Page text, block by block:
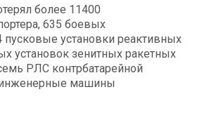
более 11400
635 боевых
установки реактивных
установок зенитных ракетных
РЛС контрбатарейной
инженерные машины